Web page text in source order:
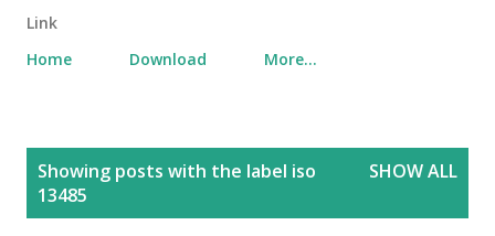
Link
Home
Download More…
Showing posts with the label iso
13485
SHOW ALL